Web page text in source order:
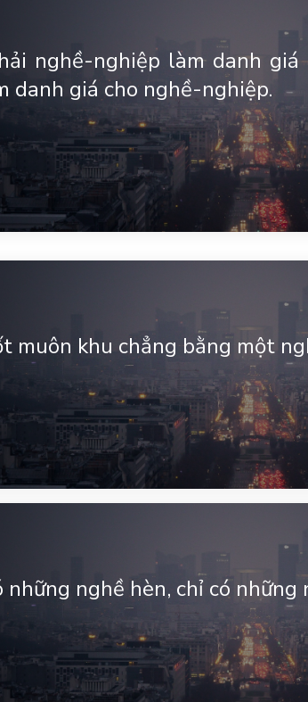
nghề-nghiệp làm danh
danh giá cho nghề-nghiệp.
muôn khu chẳng bằng một
những nghề hèn, chỉ có những